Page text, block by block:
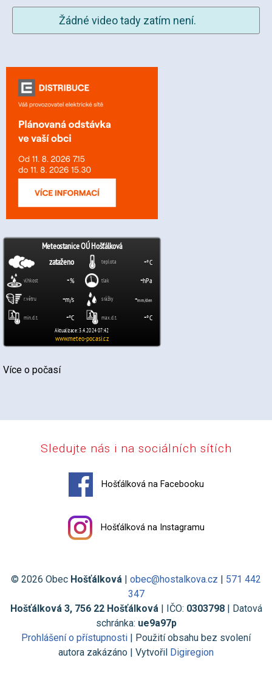
Více o počasí
Žádné video tady zatím není.
Sledujte nás i na sociálních sítích
Hošťálková na Facebooku
Hošťálková na Instagramu
© 2026 Obec Hošťálková | obec@hostalkova.cz | 571 442
347
Hošťálková 3, 756 22 Hošťálková| IČO: 0303798| Datová
schránka: ue9a97p
Prohlášení o přístupnosti | Použití obsahu bez svolení
autora zakázáno | Vytvořil Digiregion